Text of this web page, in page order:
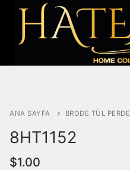
İçeriğe
ANA SAYFA BRODE TÜL PERDE
8HT1152
$1.00